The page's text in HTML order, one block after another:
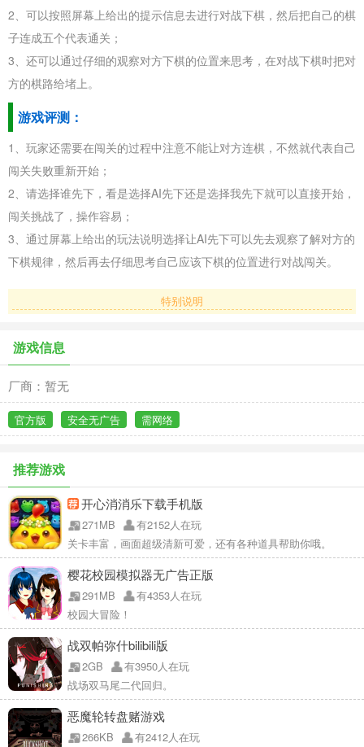
2、可以按照屏幕上给出的提示信息去进行对战下棋，然后把自己的棋
子连成五个代表通关；
3、还可以通过仔细的观察对方下棋的位置来思考，在对战下棋时把对
方的棋路给堵上。
游戏评测：
1、玩家还需要在闯关的过程中注意不能让对方连棋，不然就代表自己
闯关失败重新开始；
2、请选择谁先下，看是选择AI先下还是选择我先下就可以直接开始，
闯关挑战了，操作容易；
3、通过屏幕上给出的玩法说明选择让AI先下可以先去观察了解对方的
下棋规律，然后再去仔细思考自己应该下棋的位置进行对战闯关。
特别说明
游戏信息
厂商：暂无
官方版 安全无广告 需网络
推荐游戏
开心消消乐下载手机版
271MB
有2152人在玩
关卡丰富，画面超级清新可爱，还有各种道具帮助你哦。
樱花校园模拟器无广告正版
291MB
有4353人在玩
校园大冒险！
战双帕弥什bilibili版
2GB
有3950人在玩
战场双马尾二代回归。
恶魔轮转盘赌游戏
266KB
有2412人在玩